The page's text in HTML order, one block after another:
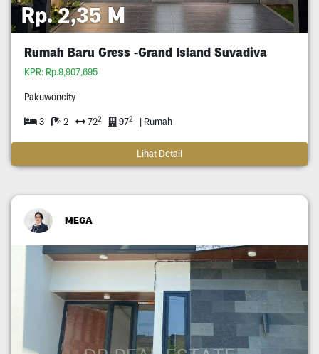
Rp. 2,35 M
Rumah Baru Gress -Grand Island Suvadiva
KPR: Rp.9,907,695
Pakuwoncity
3 2 722 972 | Rumah
Lihat Detail
MEGA